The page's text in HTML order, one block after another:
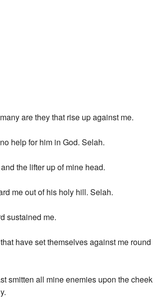
are they that rise up against me.
help for him in God. Selah.
the lifter up of mine head.
me out of his holy hill. Selah.
sustained me.
have set themselves against me round
smitten all mine enemies upon the cheek